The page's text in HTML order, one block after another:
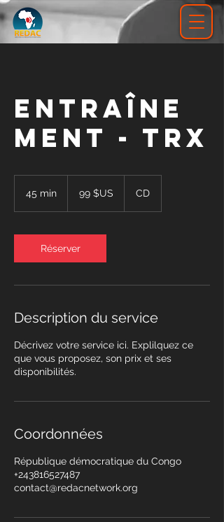
Entraîne
ment - TRX
45 min
i
n
des
Unis
99 $US CD
Réserver
Description du service
Décrivez votre service ici. Explilquez ce
que vous proposez, son prix et ses
disponibilités.
Coordonnées
République démocratique du Congo
+243816527487
contact@redacnetwork.org